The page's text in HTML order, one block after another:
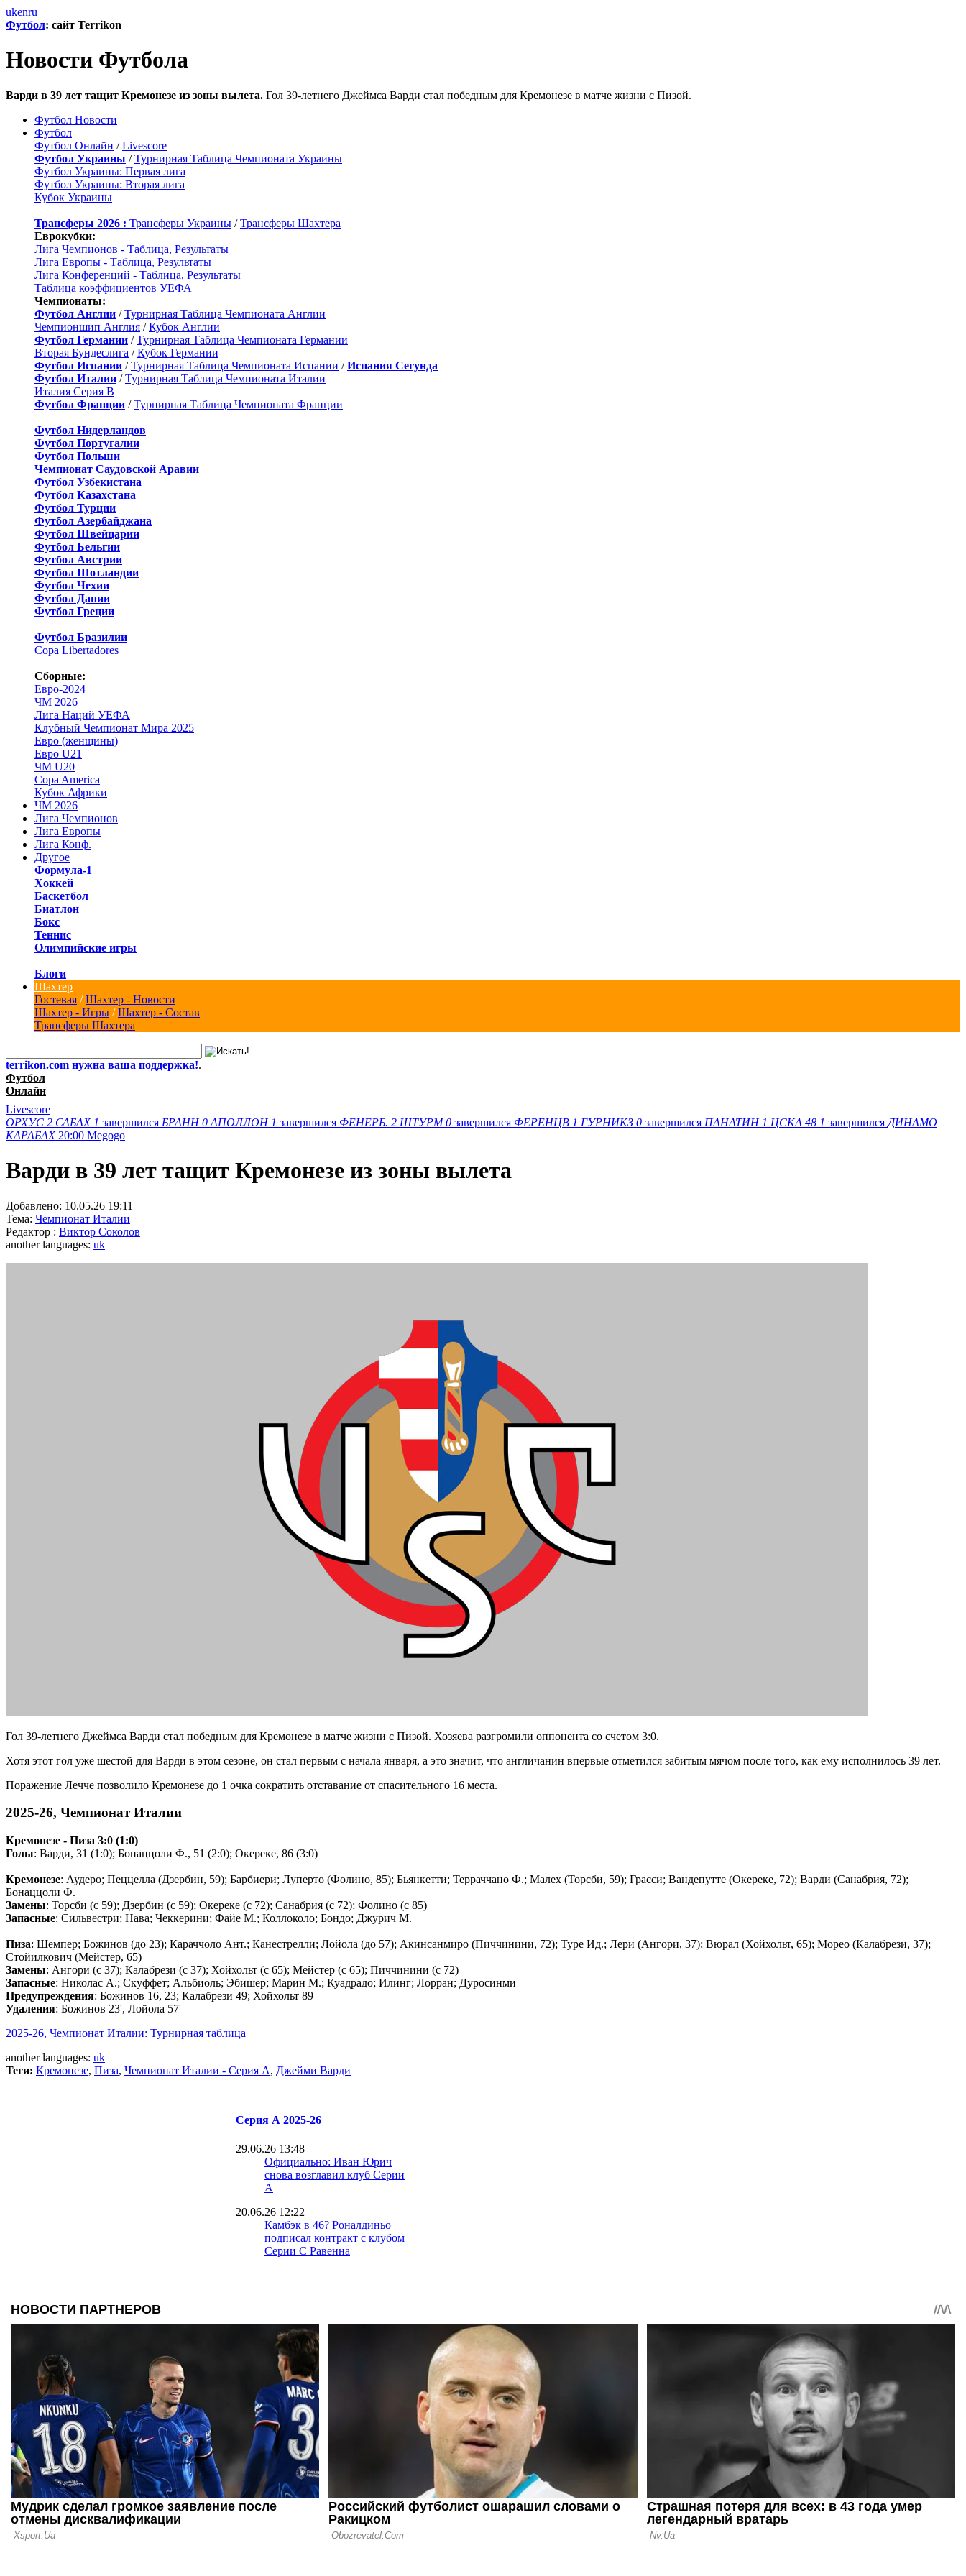
ukenru
Футбол: сайт Terrikon
Новости Футбола
Варди в 39 лет тащит Кремонезе из зоны вылета. Гол 39-летнего Джеймса Варди стал победным для Кремонезе в матче жизни с Пизой.
Футбол Новости
Футбол
Футбол Онлайн /Livescore
Футбол Украины /Турнирная Таблица Чемпионата Украины
Футбол Украины: Первая лига
Футбол Украины: Вторая лига
Кубок Украины
Трансферы 2026 : Трансферы Украины /Трансферы Шахтера
Еврокубки:
Лига Чемпионов - Таблица, Результаты
Лига Европы - Таблица, Результаты
Лига Конференций - Таблица, Результаты
Таблица коэффициентов УЕФА
Чемпионаты:
Футбол Англии /Турнирная Таблица Чемпионата Англии
Чемпионшип Англия /Кубок Англии
Футбол Германии /Турнирная Таблица Чемпионата Германии
Вторая Бундеслига /Кубок Германии
Футбол Испании /Турнирная Таблица Чемпионата Испании /Испания Сегунда
Футбол Италии /Турнирная Таблица Чемпионата Италии
Италия Серия B
Футбол Франции /Турнирная Таблица Чемпионата Франции
Футбол Нидерландов
Футбол Португалии
Футбол Польши
Чемпионат Саудовской Аравии
Футбол Узбекистана
Футбол Казахстана
Футбол Турции
Футбол Азербайджана
Футбол Швейцарии
Футбол Бельгии
Футбол Австрии
Футбол Шотландии
Футбол Чехии
Футбол Дании
Футбол Греции
Футбол Бразилии
Copa Libertadores
Сборные:
Евро-2024
ЧМ 2026
Лига Наций УЕФА
Клубный Чемпионат Мира 2025
Евро (женщины)
Евро U21
ЧМ U20
Copa America
Кубок Африки
ЧМ 2026
Лига Чемпионов
Лига Европы
Лига Конф.
Другое
Формула-1
Хоккей
Баскетбол
Биатлон
Бокс
Теннис
Олимпийские игры
Блоги
Шахтер
Гостевая /Шахтер - Новости
Шахтер - Игры /Шахтер - Состав
Трансферы Шахтера
terrikon.com нужна ваша поддержка!.
Футбол
Онлайн
Livescore
ОРХУС 2 САБАХ 1 завершился БРАНН 0 АПОЛЛОН 1 завершился ФЕНЕРБ. 2 ШТУРМ 0 завершился ФЕРЕНЦВ 1 ГУРНИКЗ 0 завершился ПАНАТИН 1 ЦСКА 48 1 завершился ДИНАМО
КАРАБАХ 20:00 Megogo
Варди в 39 лет тащит Кремонезе из зоны вылета
Добавлено: 10.05.26 19:11
Тема: Чемпионат Италии
Редактор : Виктор Соколов
another languages: uk
Гол 39-летнего Джеймса Варди стал победным для Кремонезе в матче жизни с Пизой. Хозяева разгромили оппонента со счетом 3:0.
Хотя этот гол уже шестой для Варди в этом сезоне, он стал первым с начала января, а это значит, что англичанин впервые отметился забитым мячом после того, как ему исполнилось 39 лет.
Поражение Лечче позволило Кремонезе до 1 очка сократить отставание от спасительного 16 места.
2025-26, Чемпионат Италии
Кремонезе - Пиза 3:0 (1:0)
Голы: Варди, 31 (1:0); Бонаццоли Ф., 51 (2:0); Окереке, 86 (3:0)
Кремонезе: Аудеро; Пеццелла (Дзербин, 59); Барбиери; Луперто (Фолино, 85); Бьянкетти; Терраччано Ф.; Малех (Торсби, 59); Грасси; Вандепутте (Окереке, 72); Варди (Санабрия, 72);
Бонаццоли Ф.
Замены: Торсби (с 59); Дзербин (с 59); Окереке (с 72); Санабрия (с 72); Фолино (с 85)
Запасные: Сильвестри; Нава; Чеккерини; Файе М.; Коллоколо; Бондо; Джурич М.
Пиза: Шемпер; Божинов (до 23); Караччоло Ант.; Канестрелли; Лойола (до 57); Акинсанмиро (Пиччинини, 72); Туре Ид.; Лери (Ангори, 37); Вюрал (Хойхольт, 65); Морео (Калабрези, 37);
Стойилкович (Мейстер, 65)
Замены: Ангори (с 37); Калабрези (с 37); Хойхольт (с 65); Мейстер (с 65); Пиччинини (с 72)
Запасные: Николас А.; Скуффет; Альбиоль; Эбишер; Марин М.; Куадрадо; Илинг; Лорран; Дуросинми
Предупреждения: Божинов 16, 23; Калабрези 49; Хойхольт 89
Удаления: Божинов 23', Лойола 57'
2025-26, Чемпионат Италии: Турнирная таблица
another languages: uk
Теги: Кремонезе, Пиза, Чемпионат Италии - Серия А, Джейми Варди
Серия А 2025-26
29.06.26 13:48
Официально: Иван Юрич
снова возглавил клуб Серии
А
20.06.26 12:22
Камбэк в 46? Роналдиньо
подписал контракт с клубом
Серии C Равенна
Капелло: Назначение
Аморима в Милан - прыжок
в неизвестность
15.06.26 13:22
Милан определился с новым
тренером